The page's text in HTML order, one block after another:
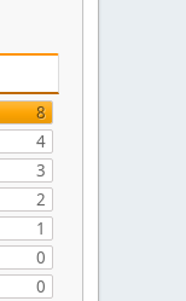
8
4
3
2
1
0
0